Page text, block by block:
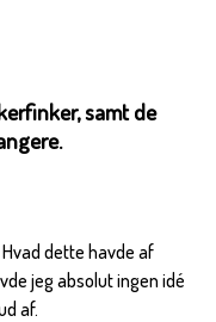
samt de
dette havde af
jeg absolut ingen idé
af.